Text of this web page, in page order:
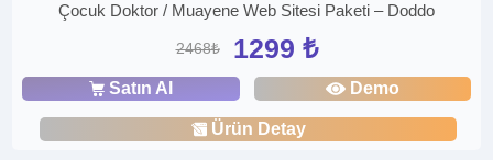
Çocuk Doktor / Muayene Web Sitesi Paketi – Doddo
2468₺ 1299 ₺
Satın Al Demo
Ürün Detay